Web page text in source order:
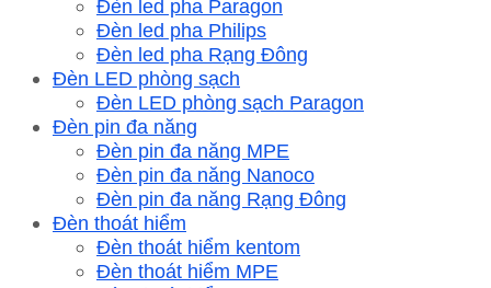
Đèn led pha Paragon
Đèn led pha Philips
Đèn led pha Rạng Đông
Đèn LED phòng sạch
Đèn LED phòng sạch Paragon
Đèn pin đa năng
Đèn pin đa năng MPE
Đèn pin đa năng Nanoco
Đèn pin đa năng Rạng Đông
Đèn thoát hiểm
Đèn thoát hiểm kentom
Đèn thoát hiểm MPE